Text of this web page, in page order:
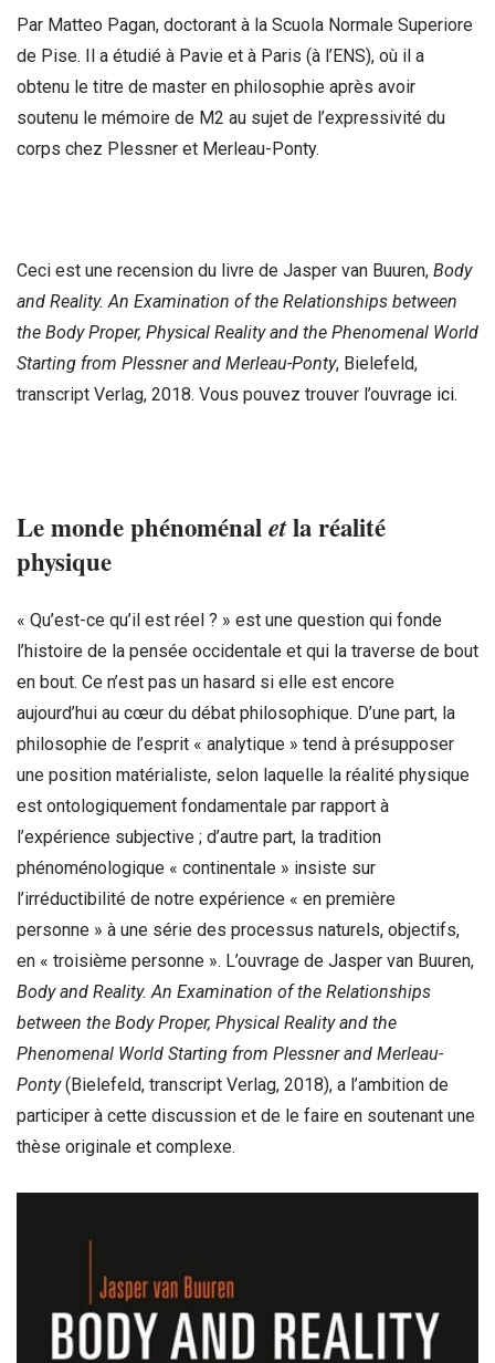
Par Matteo Pagan, doctorant à la Scuola Normale Superiore
de Pise. Il a étudié à Pavie et à Paris (à l’ENS), où il a
obtenu le titre de master en philosophie après avoir
soutenu le mémoire de M2 au sujet de l’expressivité du
corps chez Plessner et Merleau-Ponty.
Ceci est une recension du livre de Jasper van Buuren, Body
and Reality. An Examination of the Relationships between
the Body Proper, Physical Reality and the Phenomenal World
Starting from Plessner and Merleau-Ponty, Bielefeld,
transcript Verlag, 2018. Vous pouvez trouver l’ouvrage ici.
Le monde phénoménaletla réalité
physique
« Qu’est-ce qu’il est réel ? » est une question qui fonde
l’histoire de la pensée occidentale et qui la traverse de bout
en bout. Ce n’est pas un hasard si elle est encore
aujourd’hui au cœur du débat philosophique. D’une part, la
philosophie de l’esprit « analytique » tend à présupposer
une position matérialiste, selon laquelle la réalité physique
est ontologiquement fondamentale par rapport à
l’expérience subjective ; d’autre part, la tradition
phénoménologique « continentale » insiste sur
l’irréductibilité de notre expérience « en première
personne » à une série des processus naturels, objectifs,
en « troisième personne ». L’ouvrage de Jasper van Buuren,
Body and Reality. An Examination of the Relationships
between the Body Proper, Physical Reality and the
Phenomenal World Starting from Plessner and Merleau-
Ponty(Bielefeld, transcript Verlag, 2018), a l’ambition de
participer à cette discussion et de le faire en soutenant une
thèse originale et complexe.